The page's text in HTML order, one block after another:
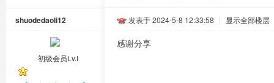
shuodedaoli12
初级会员Lv.Ⅰ
发表于 2024-5-8 12:33:58 | 显示全部楼层
感谢分享